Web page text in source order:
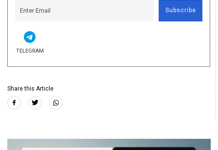
Subscribe
TELEGRAM
Share this Article